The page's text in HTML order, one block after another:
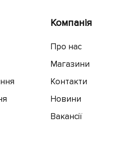
Компанія
Про нас
Магазини
Контакти
Новини
Вакансії